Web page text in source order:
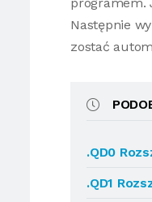
Następnie
zostać
.QD0
.QD1